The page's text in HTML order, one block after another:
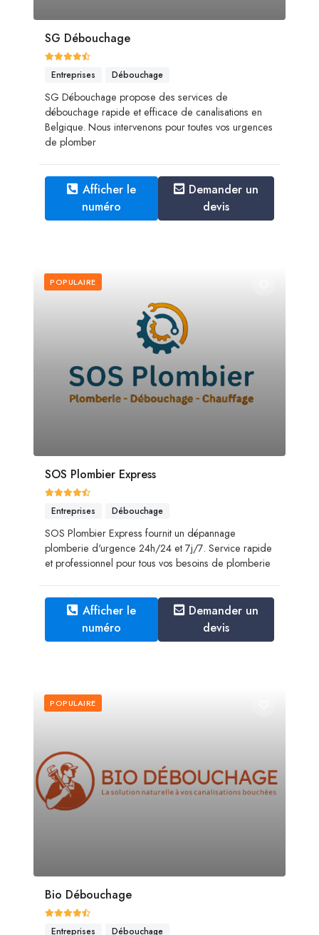
SG Débouchage
Entreprises Débouchage
SG Débouchage propose des services de
débouchage rapide et efficace de canalisations en
Belgique. Nous intervenons pour toutes vos urgences
de plomber
Afficher le
numéro
Demander un
devis
POPULAIRE
SOS Plombier Express
Entreprises Débouchage
SOS Plombier Express fournit un dépannage
plomberie d'urgence 24h/24 et 7j/7. Service rapide
et professionnel pour tous vos besoins de plomberie
Afficher le
numéro
Demander un
devis
POPULAIRE
Bio Débouchage
Entreprises Débouchage